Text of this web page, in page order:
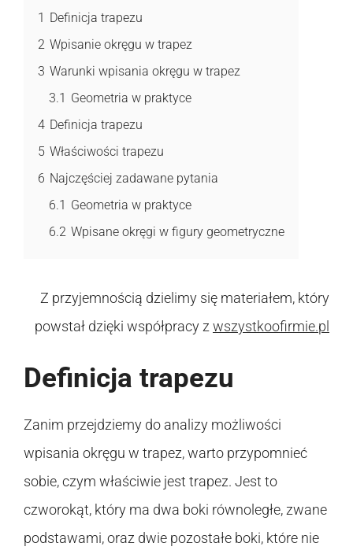
1 Definicja trapezu
2 Wpisanie okręgu w trapez
3 Warunki wpisania okręgu w trapez
3.1 Geometria w praktyce
4 Definicja trapezu
5 Właściwości trapezu
6 Najczęściej zadawane pytania
6.1 Geometria w praktyce
6.2 Wpisane okręgi w figury geometryczne
Z przyjemnością dzielimy się materiałem, który
powstał dzięki współpracy z wszystkoofirmie.pl
Definicja trapezu
Zanim przejdziemy do analizy możliwości
wpisania okręgu w trapez, warto przypomnieć
sobie, czym właściwie jest trapez. Jest to
czworokąt, który ma dwa boki równoległe, zwane
podstawami, oraz dwie pozostałe boki, które nie